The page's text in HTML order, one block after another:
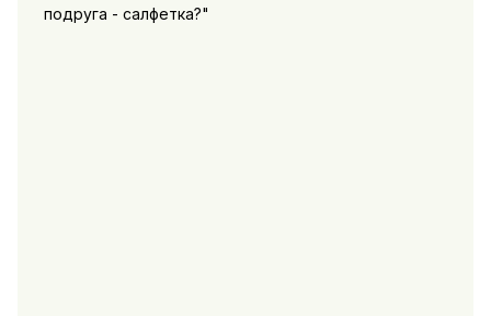
подруга - салфетка?"